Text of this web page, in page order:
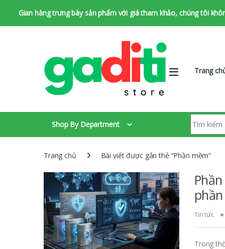
Gian hàng trưng bày sản phẩm với giá tham khảo, chúng tôi
Trang
Shop By Department
Tìm kiếm:
Trang chủ Bài viết được gắn thẻ “Phần mềm”
Tin tức
Trong